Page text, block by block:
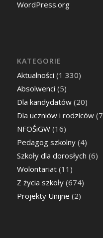
WordPress.org
KATEGORIE
Aktualności (1 330)
Absolwenci (5)
Dla kandydatów(20)
Dla uczniów i rodziców
NFOŚiGW(16)
Pedagog szkolny(4)
Szkoły dla dorosłych (6)
Wolontariat(11)
Z życia szkoły(674)
Projekty Unijne (2)